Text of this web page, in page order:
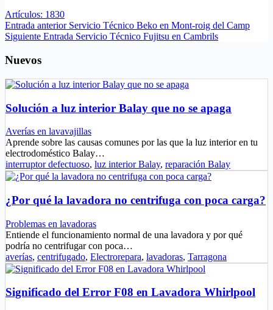
Artículos: 1830
Entrada anterior Servicio Técnico Beko en Mont-roig del Camp
Siguiente Entrada Servicio Técnico Fujitsu en Cambrils
Nuevos
Solución a luz interior Balay que no se apaga
Averías en lavavajillas
Aprende sobre las causas comunes por las que la luz interior en tu
electrodoméstico Balay…
interruptor defectuoso, luz interior Balay, reparación Balay
¿Por qué la lavadora no centrifuga con poca carga?
Problemas en lavadoras
Entiende el funcionamiento normal de una lavadora y por qué
podría no centrifugar con poca…
averías, centrifugado, Electrorepara, lavadoras, Tarragona
Significado del Error F08 en Lavadora Whirlpool